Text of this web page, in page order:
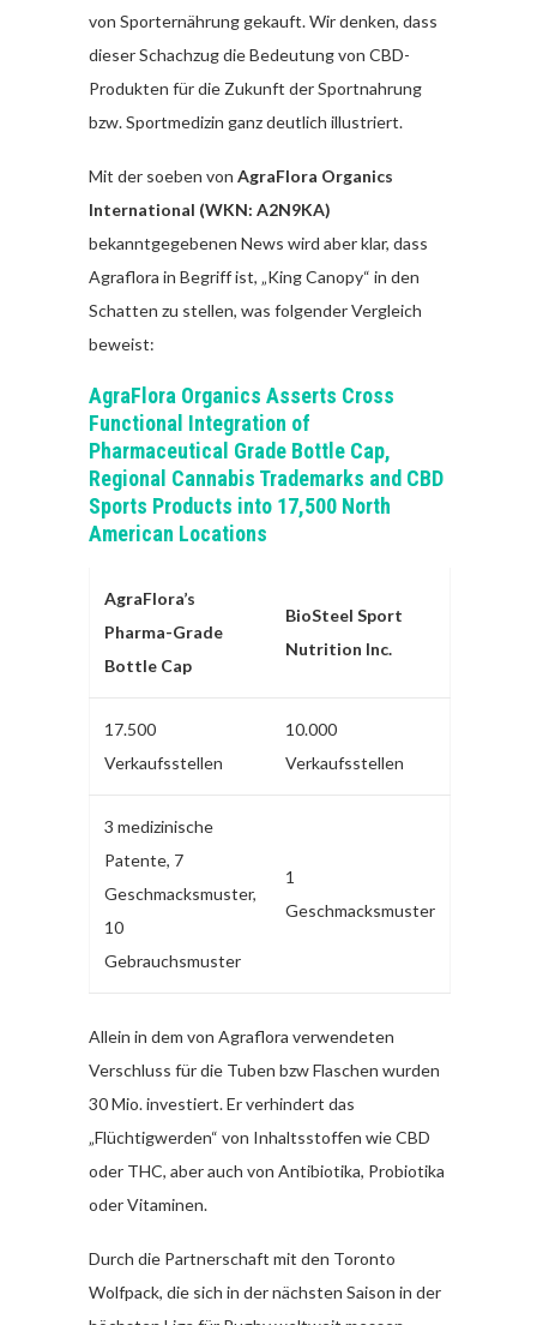
von Sporternährung gekauft. Wir denken, dass
dieser Schachzug die Bedeutung von CBD-
Produkten für die Zukunft der Sportnahrung
bzw. Sportmedizin ganz deutlich illustriert.
Mit der soeben von AgraFlora Organics
International (WKN: A2N9KA)
bekanntgegebenen News wird aber klar, dass
Agraflora in Begriff ist, „King Canopy“ in den
Schatten zu stellen, was folgender Vergleich
beweist:
AgraFlora Organics Asserts Cross
Functional Integration of
Pharmaceutical Grade Bottle Cap,
Regional Cannabis Trademarks and CBD
Sports Products into 17,500 North
American Locations
AgraFlora’s
Pharma-Grade
Bottle Cap
BioSteel Sport
Nutrition Inc.
17.500
Verkaufsstellen
10.000
Verkaufsstellen
3 medizinische
Patente, 7
Geschmacksmuster,
10
Gebrauchsmuster
1
Geschmacksmuster
Allein in dem von Agraflora verwendeten
Verschluss für die Tuben bzw Flaschen wurden
30 Mio. investiert. Er verhindert das
„Flüchtigwerden“ von Inhaltsstoffen wie CBD
oder THC, aber auch von Antibiotika, Probiotika
oder Vitaminen.
Durch die Partnerschaft mit den Toronto
Wolfpack, die sich in der nächsten Saison in der